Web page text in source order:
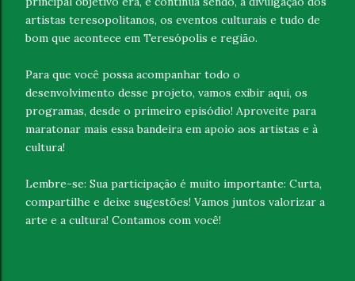
artistas teresopolitanos, os eventos culturais e tudo de
bom que acontece em Teresópolis e região.
Para que você possa acompanhar todo o
desenvolvimento desse projeto, vamos exibir aqui, os
programas, desde o primeiro episódio! Aproveite para
maratonar mais essa bandeira em apoio aos artistas e à
cultura!
Lembre-se: Sua participação é muito importante: Curta,
compartilhe e deixe sugestões! Vamos juntos valorizar a
arte e a cultura! Contamos com você!